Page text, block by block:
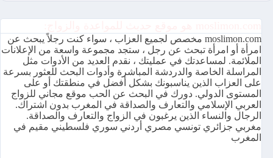
moslimon.com مخصص لجميع العزاب ، سواء كنت رجلاً يبحث عن
امرأة أو امرأة تبحث عن رجل ، ستجد مجموعة واسعة من الإعلانات
الملائمة. لمساعدتك في عمليتك ، نقدم العديد من الأدوات مثل
المراسلة الخاصة والدردشة المباشرة وأدوات البحث للعثور بسرعة
على العزاب الذين يناسبونك بشكل أفضل في منطقتك أو على
المستوى الدولي. دورك في البحث عن الحب موقع مجاني للزواج
العربي الإسلامي والتعارف والصداقة في المغرب بدون اشتراك.
الرجال والنساء الذين يرغبون في الزواج والتعارف والصداقة.
مغربي جزائري تونسي مصري أردني سوري فلسطيني مقيم في
المغرب